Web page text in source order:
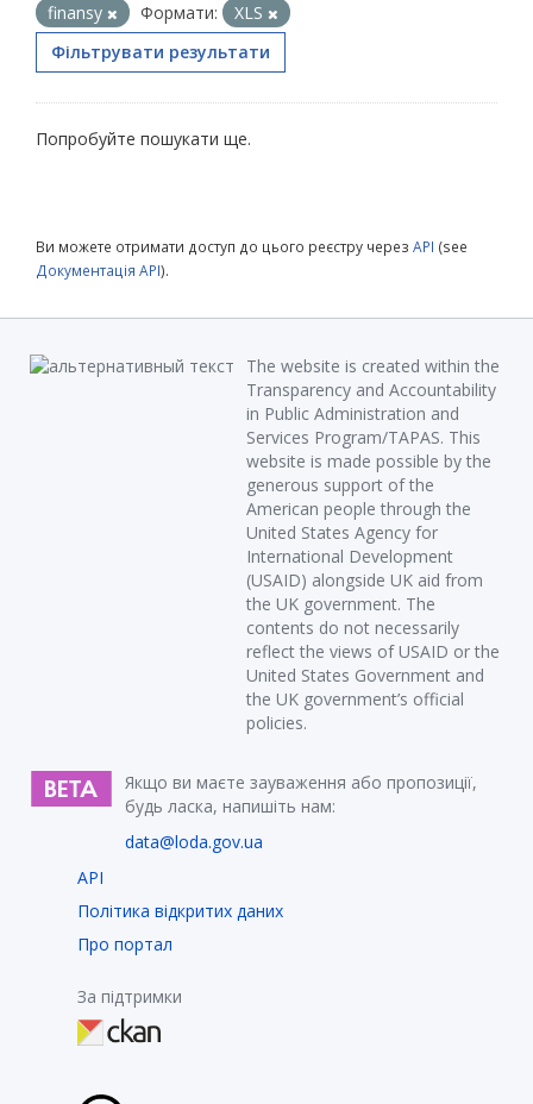
finansy
Формати:
XLS
Фільтрувати результати
Попробуйте пошукати ще.
Ви можете отримати доступ до цього реєстру через API (see
Документація API).
The website is created within the
Transparency and Accountability
in Public Administration and
Services Program/TAPAS. This
website is made possible by the
generous support of the
American people through the
United States Agency for
International Development
(USAID) alongside UK aid from
the UK government. The
contents do not necessarily
reflect the views of USAID or the
United States Government and
the UK government’s official
policies.
Якщо ви маєте зауваження або пропозиції,
будь ласка, напишіть нам:
data@loda.gov.ua
API
Політика відкритих даних
Про портал
За підтримки